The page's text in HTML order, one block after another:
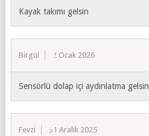
Kayak takımı gelsin
Birgül 2 Ocak 2026
Sensörlü dolap içi aydınlatma gelsin
Fevzi 31 Aralık 2025